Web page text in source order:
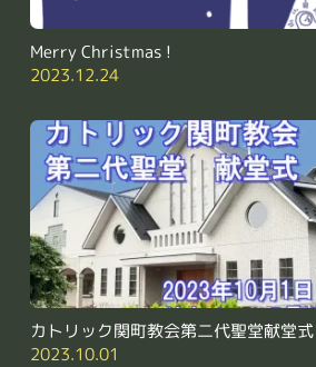
Merry Christmas !
2023.12.24
カトリック関町教会第二代聖堂献堂式
2023.10.01